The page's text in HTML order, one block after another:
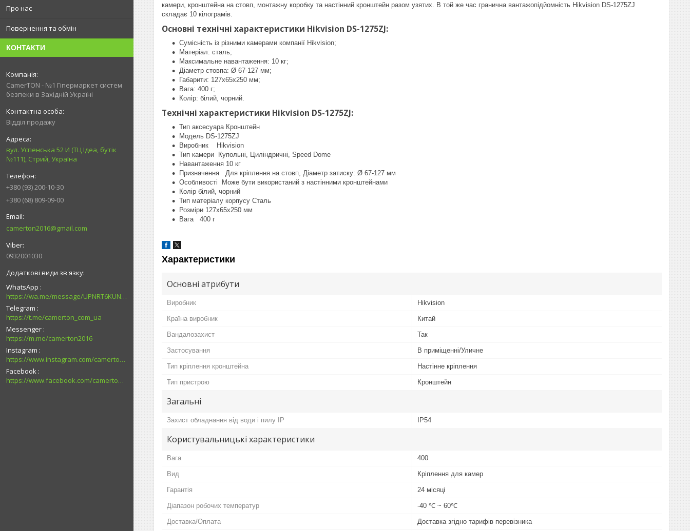
Про нас
Повернення та обмін
КОНТАКТИ
CamerTON - №1 Гіпермаркет систем
безпеки в Західній Україні
Відділ продажу
вул. Успенська 52 И (ТЦ Ідеа, бутік
№111), Стрий, Україна
+380 (93) 200-10-30
+380 (68) 809-09-00
camerton2016@gmail.com
0932001030
WhatsApp
https://wa.me/message/UPNRT6KUNTSOH1
Telegram
https://t.me/camerton_com_ua
Messenger
https://m.me/camerton2016
Instagram
https://www.instagram.com/camerton.com.ua
Facebook
https://www.facebook.com/camerton2016
камери, кронштейна на стовп, монтажну коробку та настінний кронштейн разом узятих. В той же час гранична вантажопідйомність Hikvision DS-1275ZJ
складає 10 кілограмів.
Основні технічні характеристики Hikvision DS-1275ZJ:
Сумісність із різними камерами компанії Hikvision;
Матеріал: сталь;
Максимальне навантаження: 10 кг;
Діаметр стовпа: Ø 67-127 мм;
Габарити: 127x65x250 мм;
Вага: 400 г;
Колір: білий, чорний.
Технічні характеристики Hikvision DS-1275ZJ:
Тип аксесуара Кронштейн
Модель DS-1275ZJ
Виробник Hikvision
Тип камери Купольні, Циліндричні, Speed Dome
Навантаження 10 кг
Призначення Для кріплення на стовп, Діаметр затиску: Ø 67-127 мм
Особливості Може бути використаний з настінними кронштейнами
Колір білий, чорний
Тип матеріалу корпусу Сталь
Розміри 127x65x250 мм
Вага 400 г
Характеристики
Основні атрибути
Виробник Hikvision
Країна виробник Китай
Вандалозахист Так
Застосування В приміщенні/Уличне
Тип кріплення кронштейна Настінне кріплення
Тип пристрою Кронштейн
Загальні
Захист обладнання від води і пилу IP IP54
Користувальницькі характеристики
Вага 400
Вид Кріплення для камер
Гарантія 24 місяці
Діапазон робочих температур -40 ℃ ~ 60℃
Доставка/Оплата Доставка згідно тарифів перевізника